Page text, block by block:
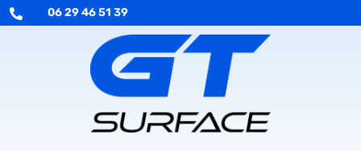
 06 29 46 51 39